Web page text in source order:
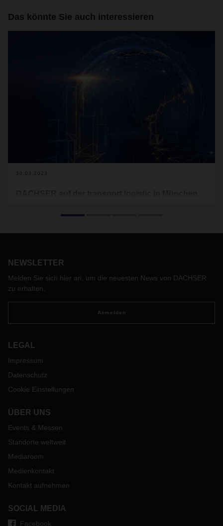
Das könnte Sie auch interessieren
30.03.2023
NEWSLETTER
Melden Sie sich hier an, um die neuesten News von DACHSER
zu erhalten.
Anmelden
LEGAL
Impressum
Datenschutz
Cookie Einstellungen
ÜBER UNS
Events & Messen
Standorte weltweit
Mediaroom
Medienkontakt
Kontakt aufnehmen
SOCIAL MEDIA
Facebook